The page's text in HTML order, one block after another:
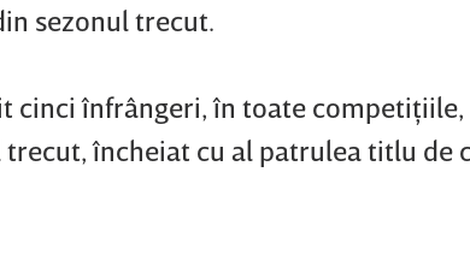
sezonul trecut.
cinci înfrângeri, în toate competiţiile,
încheiat cu al patrulea titlu de